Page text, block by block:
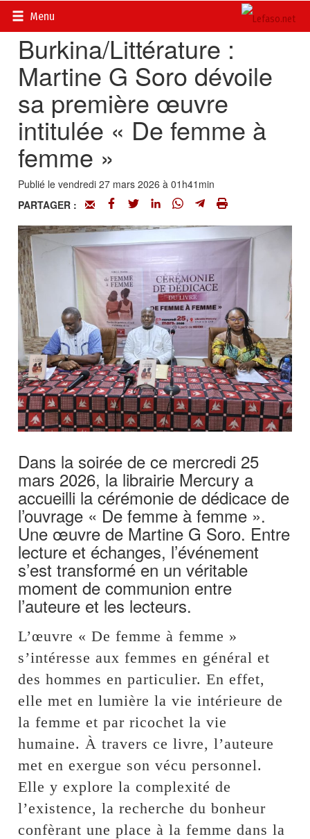
Menu
Accueil>
Burkina/Littérature :
Martine G Soro dévoile
sa première œuvre
intitulée « De femme à
femme »
Publié le vendredi 27 mars 2026 à 01h41min
PARTAGER :
Dans la soirée de ce mercredi 25
mars 2026, la librairie Mercury a
accueilli la cérémonie de dédicace de
l’ouvrage « De femme à femme ».
Une œuvre de Martine G Soro. Entre
lecture et échanges, l’événement
s’est transformé en un véritable
moment de communion entre
l’auteure et les lecteurs.
L’œuvre « De femme à femme »
s’intéresse aux femmes en général et
des hommes en particulier. En effet,
elle met en lumière la vie intérieure de
la femme et par ricochet la vie
humaine. À travers ce livre, l’auteure
met en exergue son vécu personnel.
Elle y explore la complexité de
l’existence, la recherche du bonheur
confèrant une place à la femme dans la